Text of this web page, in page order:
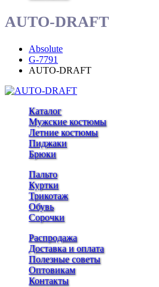
AUTO-DRAFT
Absolute
G-7791
AUTO-DRAFT
Каталог
Мужские костюмы
Летние костюмы
Пиджаки
Брюки
Пальто
Куртки
Трикотаж
Обувь
Сорочки
Распродажа
Доставка и оплата
Полезные советы
Оптовикам
Контакты